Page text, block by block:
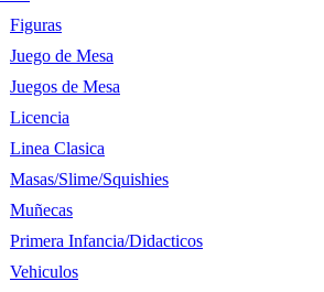
Figuras
Juego de Mesa
Juegos de Mesa
Licencia
Linea Clasica
Masas/Slime/Squishies
Muñecas
Primera Infancia/Didacticos
Vehiculos